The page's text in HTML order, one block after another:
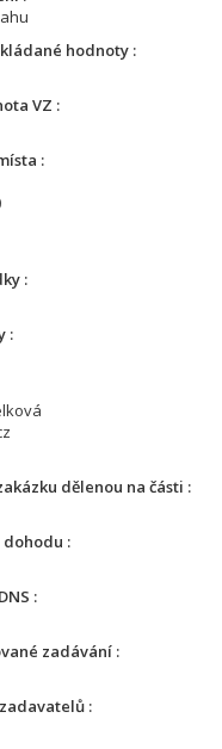
hodnoty
VZ
dělenou na části
dohodu
zadávání